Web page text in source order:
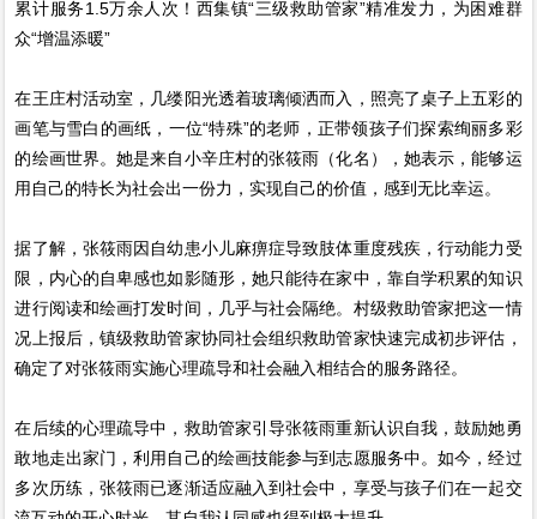
累计服务1.5万余人次！西集镇“三级救助管家”精准发力，为困难群
众“增温添暖”
在王庄村活动室，几缕阳光透着玻璃倾洒而入，照亮了桌子上五彩的
画笔与雪白的画纸，一位“特殊”的老师，正带领孩子们探索绚丽多彩
的绘画世界。她是来自小辛庄村的张筱雨（化名），她表示，能够运
用自己的特长为社会出一份力，实现自己的价值，感到无比幸运。
据了解，张筱雨因自幼患小儿麻痹症导致肢体重度残疾，行动能力受
限，内心的自卑感也如影随形，她只能待在家中，靠自学积累的知识
进行阅读和绘画打发时间，几乎与社会隔绝。村级救助管家把这一情
况上报后，镇级救助管家协同社会组织救助管家快速完成初步评估，
确定了对张筱雨实施心理疏导和社会融入相结合的服务路径。
在后续的心理疏导中，救助管家引导张筱雨重新认识自我，鼓励她勇
敢地走出家门，利用自己的绘画技能参与到志愿服务中。如今，经过
多次历练，张筱雨已逐渐适应融入到社会中，享受与孩子们在一起交